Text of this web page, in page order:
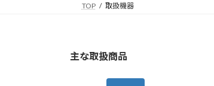
TOP 取扱機器
主な取扱商品